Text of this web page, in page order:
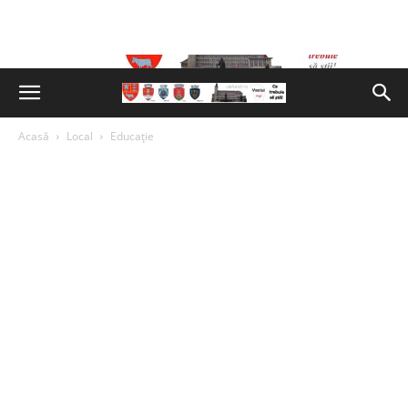
Acasă Local Educație